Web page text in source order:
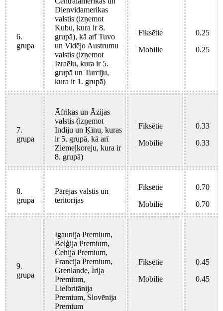
6.
grupa
Dienvidamerikas
valstis (izņemot
Kubu, kura ir 8.
grupā), kā arī Tuvo
un Vidējo Austrumu
valstis (izņemot
Izraēlu, kura ir 5.
grupā un Turciju,
kura ir 1. grupā)
Fiksētie
Mobilie
0.25
0.25
7.
grupa
Āfrikas un Āzijas
valstis (izņemot
Indiju un Ķīnu, kuras
ir 5. grupā, kā arī
Ziemeļkoreju, kura ir
8. grupā)
Fiksētie
Mobilie
0.33
0.33
8.
grupa
Pārējas valstis un
teritorijas
Fiksētie
Mobilie
0.70
0.70
9.
grupa
Igaunija Premium,
Beļģija Premium,
Čehija Premium,
Francija Premium,
Grenlande, Īrija
Premium,
Lielbritānija
Premium, Slovēnija
Premium
Fiksētie
Mobilie
0.45
0.45